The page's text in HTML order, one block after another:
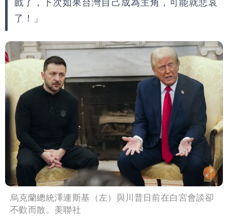
了！」
烏克蘭總統澤連斯基（左）與川普日前在白宮會談卻
不歡而散。美聯社